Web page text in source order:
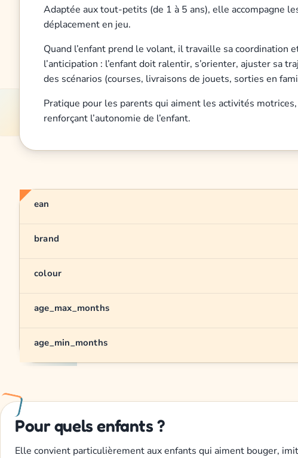
Adaptée aux tout-petits (de 1 à 5 ans), elle accompagne
déplacement en jeu.
Quand l’enfant prend le volant, il travaille sa coordination
l’anticipation : l’enfant doit ralentir, s’orienter, ajuster sa
des scénarios (courses, livraisons de jouets, sorties en
Pratique pour les parents qui aiment les activités
renforçant l’autonomie de l’enfant.
ean
brand
colour
age_max_months
age_min_months
Pour quels enfants ?
Elle convient particulièrement aux enfants qui aiment bouger,